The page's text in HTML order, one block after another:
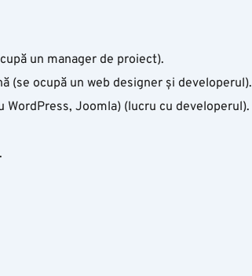
un manager de proiect).
(se ocupă un web designer și developerul).
Joomla) (lucru cu developerul).